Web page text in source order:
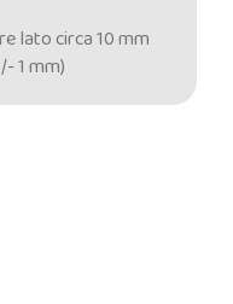
lato circa 10 mm
1 mm)